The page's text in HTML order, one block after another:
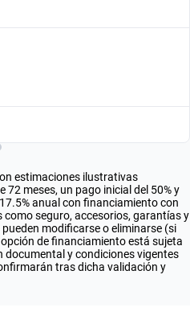
estimaciones ilustrativas
72 meses, un pago inicial del 50% y
anual con financiamiento con
seguro, accesorios, garantías y
modificarse o eliminarse (si
de financiamiento está sujeta
y condiciones vigentes
tras dicha validación y